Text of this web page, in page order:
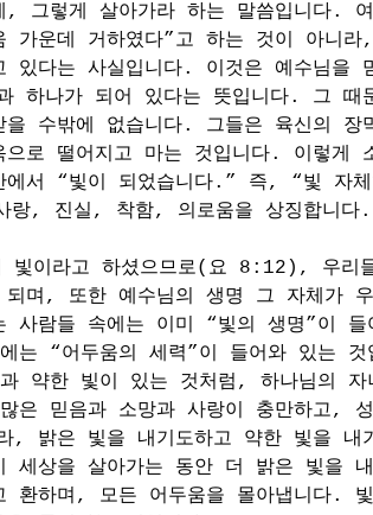
그렇게 살아가라 하는 말씀입니다. 여
가운데 거하였다”고 하는 것이 아니
있다는 사실입니다. 이것은 예수님을
하나가 되어 있다는 뜻입니다. 그 때
수밖에 없습니다. 그들은 육신의 장
로 떨어지고 마는 것입니다. 이렇게
에서 “빛이 되었습니다.” 즉, “빛 자
랑, 진실, 착함, 의로움을 상징합니다.
빛이라고 하셨으므로(요 8:12), 우리들
며, 또한 예수님의 생명 그 자체가 우
사람들 속에는 이미 “빛의 생명”이 들
는 “어두움의 세력”이 들어와 있는 것
약한 빛이 있는 것처럼, 하나님의 자
은 믿음과 소망과 사랑이 충만하고, 성
, 밝은 빛을 내기도하고 약한 빛을 내
세상을 살아가는 동안 더 밝은 빛을 내
환하며, 모든 어두움을 몰아냅니다. 빛